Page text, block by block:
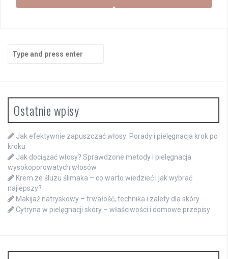
for:
Ostatnie wpisy
Jak efektywnie zapuszczać włosy: Porady i pielęgnacja krok po
kroku
Jak dociążać włosy? Sprawdzone metody i pielęgnacja
wysokoporowatych włosów
Krem ze śluzu ślimaka – co warto wiedzieć i jak wybrać
najlepszy?
Makijaż natryskowy – trwałość, technika i zalety dla skóry
Cytryna w pielęgnacji skóry – właściwości i domowe przepisy